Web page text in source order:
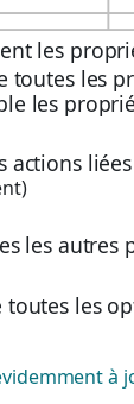
les
toutes les
les
actions
les autres
toutes les
à